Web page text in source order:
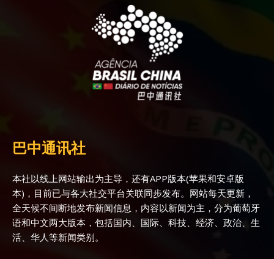
巴中通讯社
本社以线上网站输出为主导，还有APP版本(苹果和安卓版
本)，目前已与各大社交平台关联同步发布。网站每天更新，
全天候不间断地发布新闻信息，内容以新闻为主，分为葡萄牙
语和中文两大版本，包括国内、国际、科技、经济、政治、生
活、华人等新闻类别。